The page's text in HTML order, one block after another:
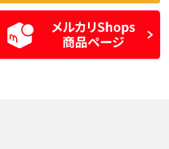
D
残り溝も少なく、偏
磨耗がみられ、短期
間使用できるくらい
の中古品